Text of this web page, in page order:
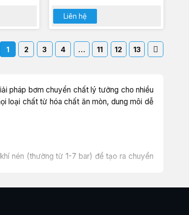
Liên hệ
1 2 3 4 … 11 12 13
pháp bơm chuyển chất lý tưởng cho nhiều
loại chất từ hóa chất ăn mòn, dung môi dễ
nén (thường từ 1-7 bar) để tạo ra chuyển
tia lửa điện. Toàn bộ năng lượng đến từ khí